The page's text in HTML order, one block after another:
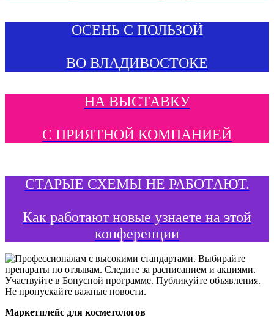
ОСЕНЬ С ПОЛЬЗОЙ
ВО ВЛАДИВОСТОКЕ
НА ВЫСТАВКУ
С ПРИЯТНОЙ КОМПАНИЕЙ
СТАРЫЕ СХЕМЫ НЕ РАБОТАЮТ.
Как работают новые узнаете на этой
конференции
Маркетплейс для косметологов